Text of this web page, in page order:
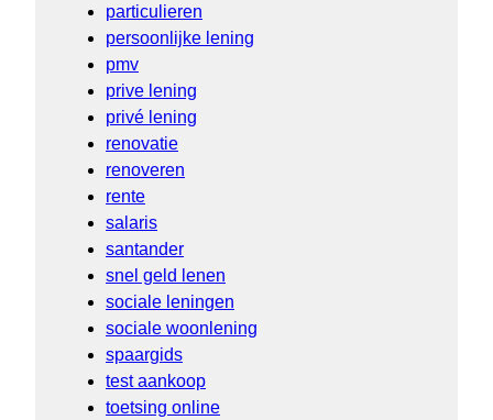
particulieren
persoonlijke lening
pmv
prive lening
privé lening
renovatie
renoveren
rente
salaris
santander
snel geld lenen
sociale leningen
sociale woonlening
spaargids
test aankoop
toetsing online